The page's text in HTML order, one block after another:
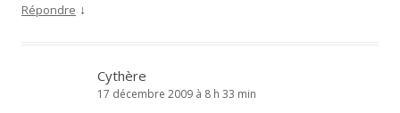
Répondre ↓
Cythère
17 décembre 2009 à 8 h 33 min